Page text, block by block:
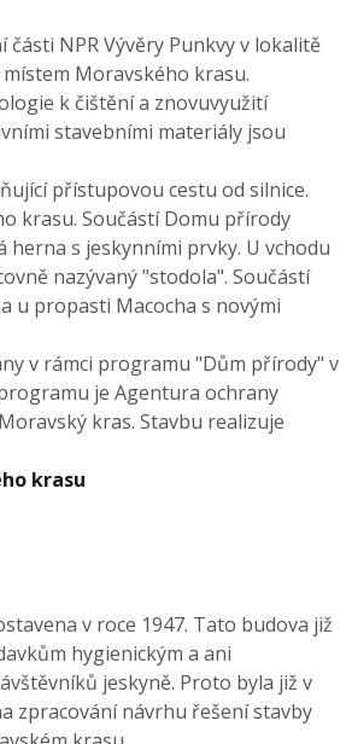
NPR Vývěry Punkvy v lokalitě
Moravského krasu.
k čištění a znovuvyužití
stavebními materiály jsou
přístupovou cestu od silnice.
krasu. Součástí Domu přírody
s jeskynními prvky. U vchodu
nazývaný "stodola". Součástí
u propasti Macocha s novými
v rámci programu "Dům přírody" v
je Agentura ochrany
kras. Stavbu realizuje
krasu
v roce 1947. Tato budova již
hygienickým a ani
jeskyně. Proto byla již v
zpracování návrhu řešení stavby